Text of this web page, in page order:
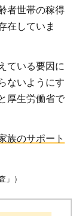
者世帯の稼得
在していま
ている要因に
ないようにす
厚生労働省で
族のサポート
」）